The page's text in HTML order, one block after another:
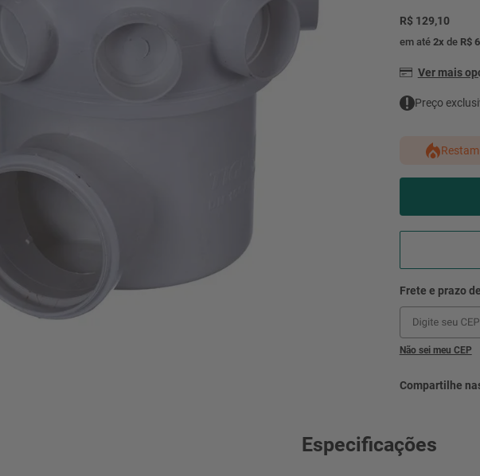
R$ 129,10
em até 2x de R$
Ver mais
Preço
Não sei meu CEP
Especificações
condicionado